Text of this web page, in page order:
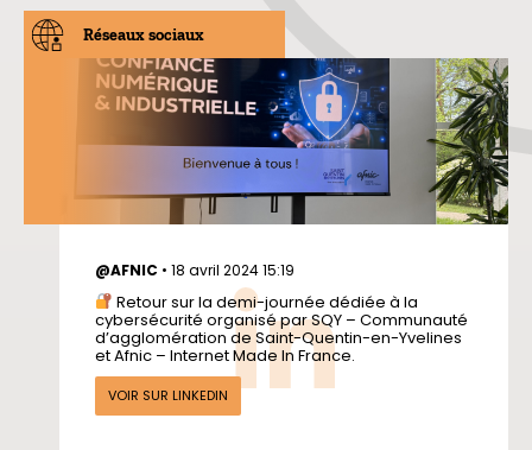
Réseaux sociaux
@AFNIC • 18 avril 2024 15:19
Retour sur la demi-journée dédiée à la
cybersécurité organisé par SQY – Communauté
d’agglomération de Saint-Quentin-en-Yvelines
et Afnic – Internet Made In France.
VOIR SUR LINKEDIN